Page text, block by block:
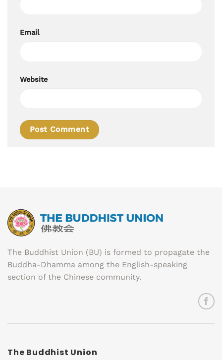
Email
Website
The Buddhist Union (BU) is formed to propagate the
Buddha-Dhamma among the English-speaking
section of the Chinese community.
The Buddhist Union